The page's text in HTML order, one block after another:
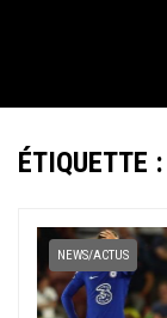
ÉTIQUETTE :
NEWS/ACTUS